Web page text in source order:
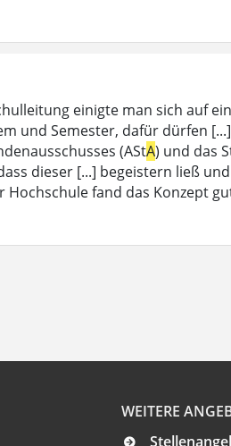
einigte man sich auf
und Semester, dafür dürfen
(AStA) und das
dieser [...] begeistern ließ
Hochschule fand das Konzept
WEITERE